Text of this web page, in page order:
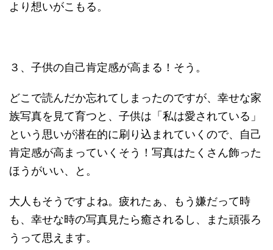
より想いがこもる。
３、子供の自己肯定感が高まる！そう。
どこで読んだか忘れてしまったのですが、幸せな家
族写真を見て育つと、子供は「私は愛されている」
という思いが潜在的に刷り込まれていくので、自己
肯定感が高まっていくそう！写真はたくさん飾った
ほうがいい、と。
大人もそうですよね。疲れたぁ、もう嫌だって時
も、幸せな時の写真見たら癒されるし、また頑張ろ
うって思えます。